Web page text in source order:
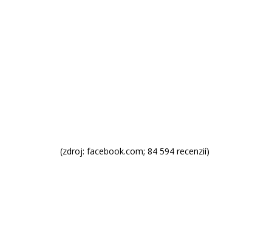
(zdroj: facebook.com; 84 594 recenzií)